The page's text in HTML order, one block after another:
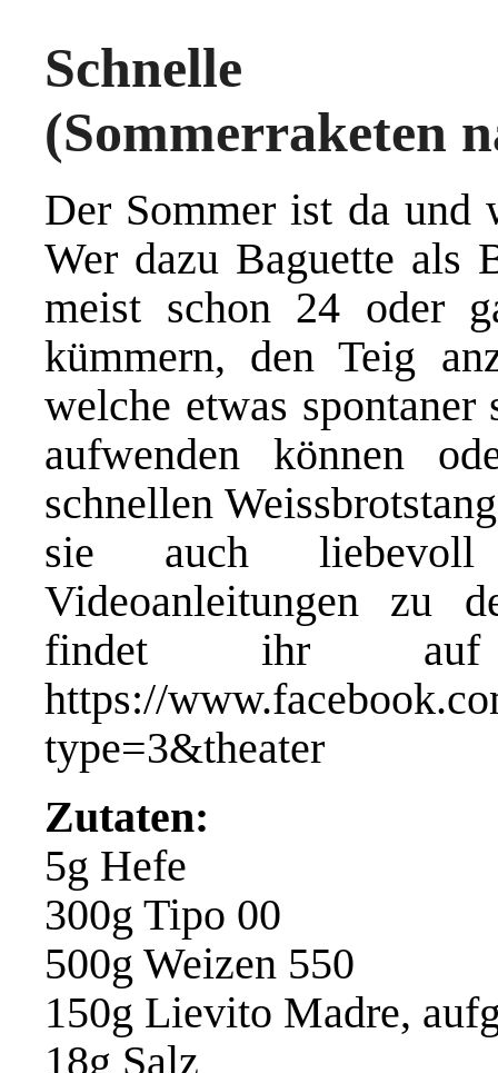
Schnelle
(Sommerraketen
Der Sommer ist da und
Wer dazu Baguette als
meist schon 24 oder
kümmern, den Teig
welche etwas
aufwenden können
schnellen
sie auch liebevoll
Videoanleitungen zu
findet ihr auf
https://
type=3&theater
Zutaten:
5g Hefe
300g Tipo 00
500g Weizen 550
150g Lievito Madre,
18g Salz